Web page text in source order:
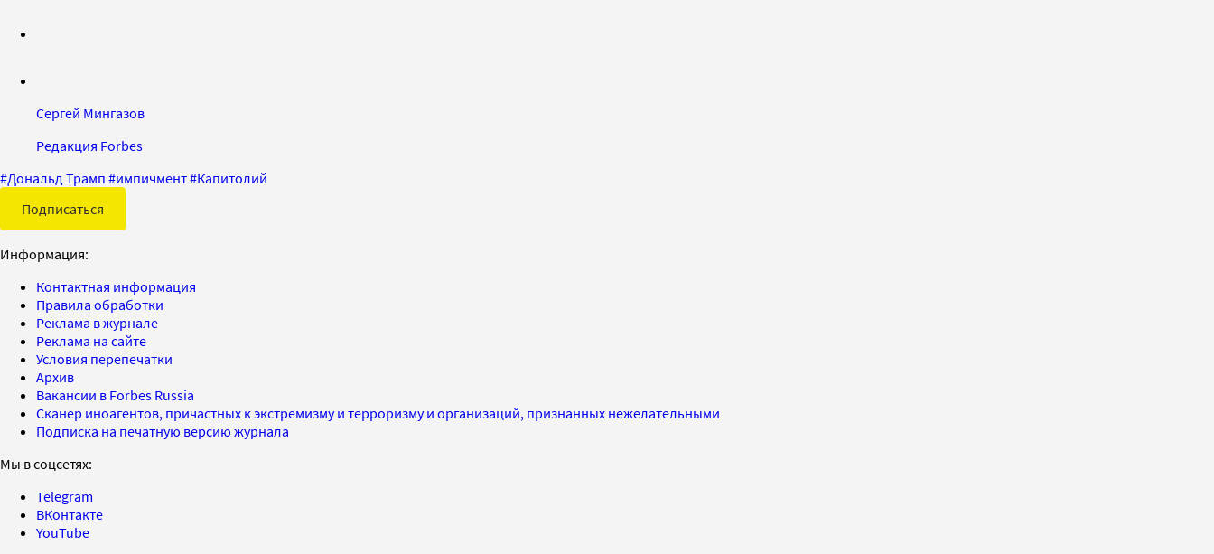
Сергей Мингазов
Редакция Forbes
#Дональд Трамп #импичмент#Капитолий
Подписаться
Информация:
Контактная информация
Правила обработки
Реклама в журнале
Реклама на сайте
Условия перепечатки
Архив
Вакансии в Forbes Russia
Сканер иноагентов, причастных к экстремизму и терроризму и организаций, признанных нежелательными
Подписка на печатную версию журнала
Мы в соцсетях:
Telegram
ВКонтакте
YouTube